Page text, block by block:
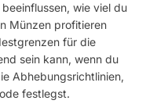
wie viel du
Münzen profitieren
für die
sein kann, wenn du
Abhebungsrichtlinien,
festlegst.